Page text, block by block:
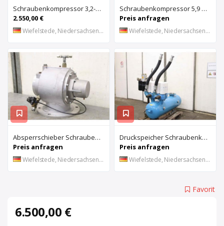
Schraubenkompressor 3,2-6,9 m³/min (defekt) von Atlas Copco – GA18VSD FF
2.550,00 €
Wiefelstede, Niedersachsen, DE
Schraubenkompressor 5,9 m³/min von Atlas Copco – GA 45
Preis anfragen
Wiefelstede, Niedersachsen, DE
Absperrschieber Schraubenkompressor von Boge – SL 270
Preis anfragen
Wiefelstede, Niedersachsen, DE
Druckspeicher Schraubenkompressor von Boge – 306022 V 230 L SL 270
Preis anfragen
Wiefelstede, Niedersachsen, DE
Favorit
6.500,00 €